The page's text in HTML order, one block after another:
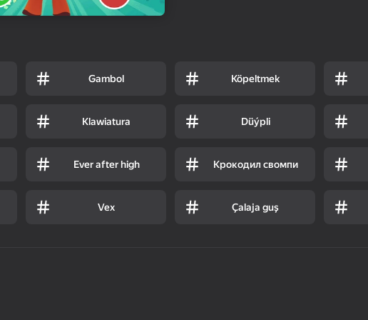
Gambol Köpeltmek
Klawiatura Düýpli
Ever after high Крокодил свомпи
Vex Çalaja guş